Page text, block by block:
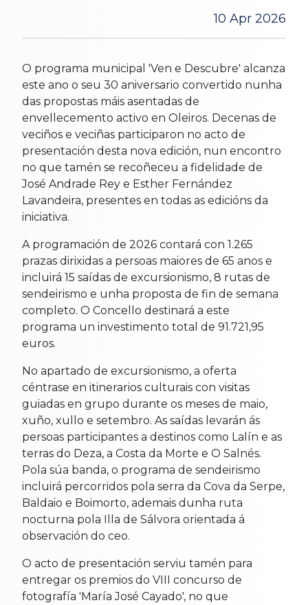
10 Apr 2026
O programa municipal 'Ven e Descubre' alcanza
este ano o seu 30 aniversario convertido nunha
das propostas máis asentadas de
envellecemento activo en Oleiros. Decenas de
veciños e veciñas participaron no acto de
presentación desta nova edición, nun encontro
no que tamén se recoñeceu a fidelidade de
José Andrade Rey e Esther Fernández
Lavandeira, presentes en todas as edicións da
iniciativa.
A programación de 2026 contará con 1.265
prazas dirixidas a persoas maiores de 65 anos e
incluirá 15 saídas de excursionismo, 8 rutas de
sendeirismo e unha proposta de fin de semana
completo. O Concello destinará a este
programa un investimento total de 91.721,95
euros.
No apartado de excursionismo, a oferta
céntrase en itinerarios culturais con visitas
guiadas en grupo durante os meses de maio,
xuño, xullo e setembro. As saídas levarán ás
persoas participantes a destinos como Lalín e as
terras do Deza, a Costa da Morte e O Salnés.
Pola súa banda, o programa de sendeirismo
incluirá percorridos pola serra da Cova da Serpe,
Baldaio e Boimorto, ademais dunha ruta
nocturna pola Illa de Sálvora orientada á
observación do ceo.
O acto de presentación serviu tamén para
entregar os premios do VIII concurso de
fotografía 'María José Cayado', no que